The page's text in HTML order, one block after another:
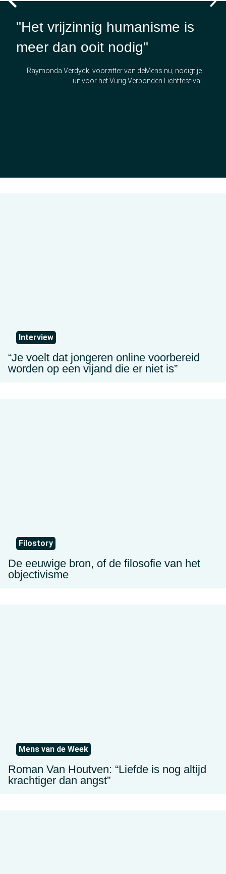
"Het vrijzinnig humanisme is
meer dan ooit nodig"
Raymonda Verdyck, voorzitter van deMens.nu, nodigt je
uit voor het Vurig Verbonden Lichtfestival
Interview
“Je voelt dat jongeren online voorbereid
worden op een vijand die er niet is”
Filostory
De eeuwige bron, of de filosofie van het
objectivisme
Mens van de Week
Roman Van Houtven: “Liefde is nog altijd
krachtiger dan angst”